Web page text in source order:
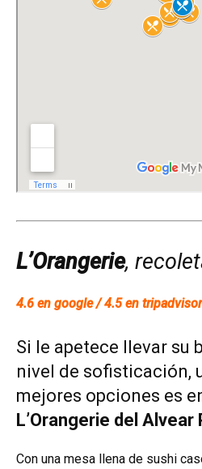
L’Orangerie,
4.6 en google / 4.5 en tripadvisor
Si le apetece llevar su
nivel de sofisticación,
mejores opciones es
L’Orangerie del Alvear
Con una mesa llena de sushi